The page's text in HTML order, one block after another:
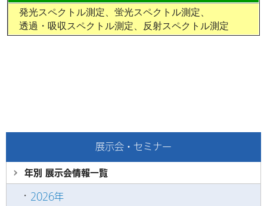
発光スペクトル測定、蛍光スペクトル測定、
透過・吸収スペクトル測定、反射スペクトル測定
展示会・セミナー
年別 展示会情報一覧
2026年